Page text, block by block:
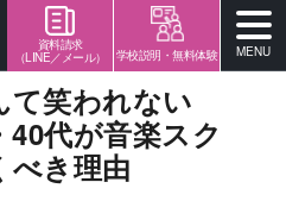
資料請求
（LINE／メール） 学校説明・無料体験 MENU
て笑われない
代が音楽スク
べき理由